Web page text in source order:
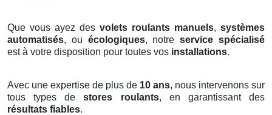
Que vous ayez des volets roulants manuels, systèmes
automatisés, ou écologiques, notreservice spécialisé
est à votre disposition pour toutes vos installations.
Avec une expertise de plus de 10 ans, nous intervenons sur
tous types destores roulants, en garantissant des
résultats fiables.